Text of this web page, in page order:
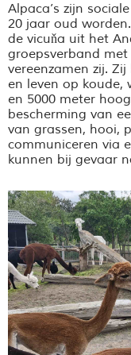
Alpaca’s zijn
20 jaar oud
de vicuňa uit het
groepsverband
vereenzamen zij.
en leven op koude,
en 5000 meter
bescherming van
van grassen, hooi,
communiceren via
kunnen bij gevaar